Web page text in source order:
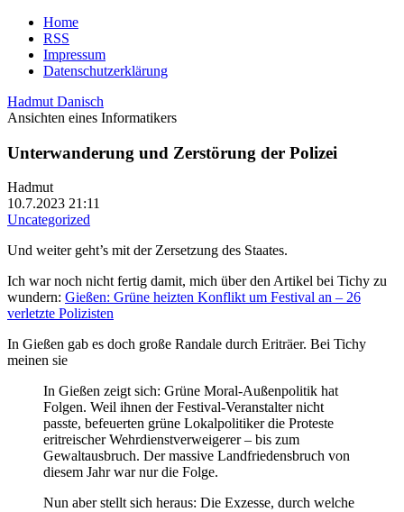
Home
RSS
Impressum
Datenschutzerklärung
Hadmut Danisch
Ansichten eines Informatikers
Unterwanderung und Zerstörung der Polizei
Hadmut
10.7.2023 21:11
Uncategorized
Und weiter geht’s mit der Zersetzung des Staates.
Ich war noch nicht fertig damit, mich über den Artikel bei Tichy zu
wundern: Gießen: Grüne heizten Konflikt um Festival an – 26
verletzte Polizisten
In Gießen gab es doch große Randale durch Eriträer. Bei Tichy
meinen sie
In Gießen zeigt sich: Grüne Moral-Außenpolitik hat
Folgen. Weil ihnen der Festival-Veranstalter nicht
passte, befeuerten grüne Lokalpolitiker die Proteste
eritreischer Wehrdienstverweigerer – bis zum
Gewaltausbruch. Der massive Landfriedensbruch von
diesem Jahr war nur die Folge.
Nun aber stellt sich heraus: Die Exzesse, durch welche